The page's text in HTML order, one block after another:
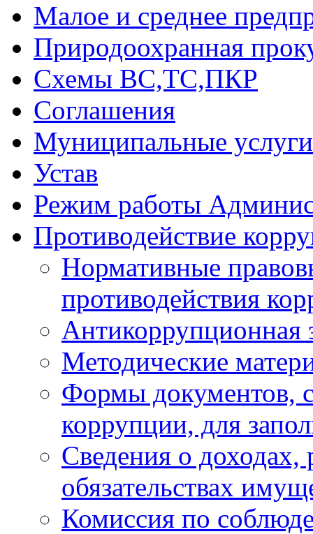
Малое и среднее
Природоохранная
Схемы ВС,ТС,ПКР
Соглашения
Муниципальные
Устав
Режим работы
Противодействие
Нормативные
противодействия
Антикоррупционная
Методические
Формы документов,
коррупции, для
Сведения о доходах,
обязательствах
Комиссия по